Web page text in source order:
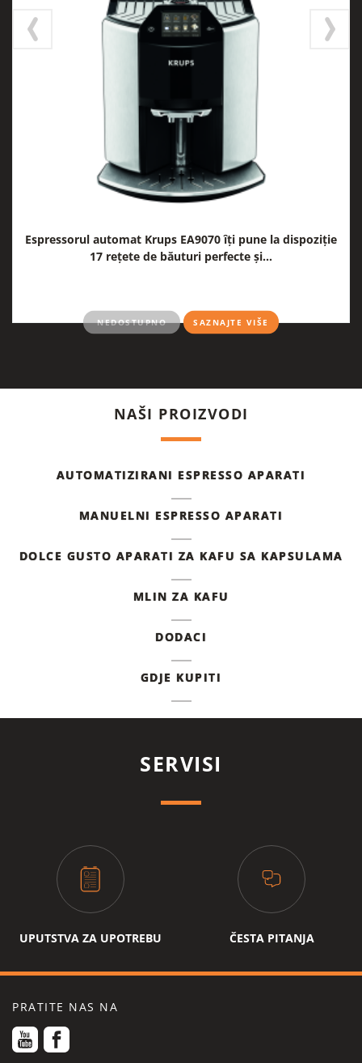
Espressorul automat Krups EA9070 îți pune la dispoziție
17 rețete de băuturi perfecte și...
NEDOSTUPNO SAZNAJTE VIŠE
NAŠI PROIZVODI
AUTOMATIZIRANI ESPRESSO APARATI
MANUELNI ESPRESSO APARATI
DOLCE GUSTO APARATI ZA KAFU SA KAPSULAMA
MLIN ZA KAFU
DODACI
GDJE KUPITI
SERVISI
UPUTSTVA ZA UPOTREBU ČESTA PITANJA
PRATITE NAS NA